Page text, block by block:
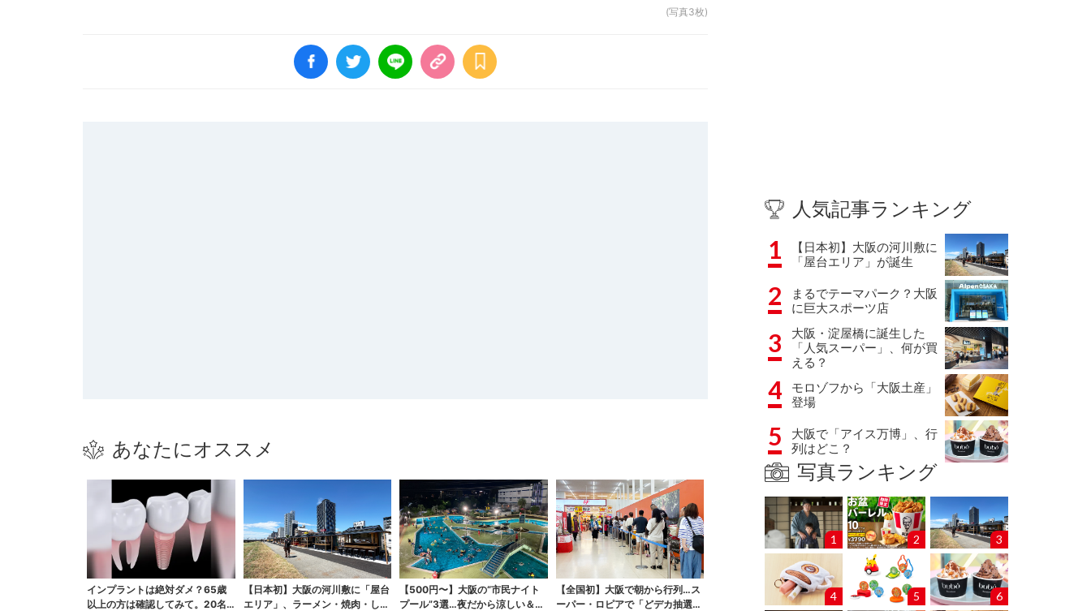
(写真3枚)
あなたにオススメ
インプラントは絶対ダメ？65歳
以上の方は確認してみて。20名
【日本初】大阪の河川敷に「屋台
エリア」、ラーメン・焼肉・しゃ
【500円〜】大阪の“市民ナイト
プール”3選…夜だから涼しい＆コ
【全国初】大阪で朝から行列…ス
ーパー・ロピアで「どデカ抽選
人気記事ランキング
1
【日本初】大阪の河川敷に
「屋台エリア」が誕生
2
まるでテーマパーク？大阪
に巨大スポーツ店
3
大阪・淀屋橋に誕生した
「人気スーパー」、何が買
える？
4
モロゾフから「大阪土産」
登場
5
大阪で「アイス万博」、行
列はどこ？
写真ランキング
1 2 3
4 5 6